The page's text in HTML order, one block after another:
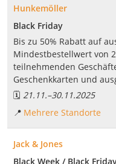
Hunkemöller
Black Friday
Bis zu 50% Rabatt auf
Mindestbestellwert von
teilnehmenden
Geschenkkarten und
🗓️ 21.11.–30.11.2025
📍 Mehrere Standorte
Jack & Jones
Black Week / Black